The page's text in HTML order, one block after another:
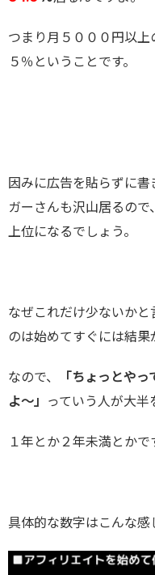
つまり月５０００円以
５％ということです。
因みに広告を貼らずに
ガーさんも沢山居るの
上位になるでしょう。
なぜこれだけ少ないか
のは始めてすぐには結果
なので、
「ちょっとや
よ～」
っていう人が大半
１年とか２年未満とかで
具体的な数字はこんな感